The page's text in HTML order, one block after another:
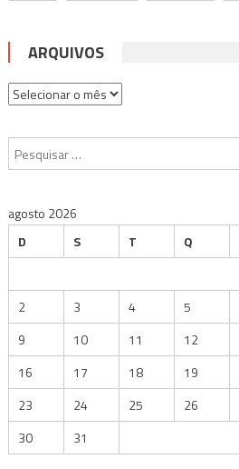
ARQUIVOS
Arquivos
agosto 2026
D
S T Q
2
3 4 5
9
10 11 12
16
17 18 19
23
24 25 26
30
31